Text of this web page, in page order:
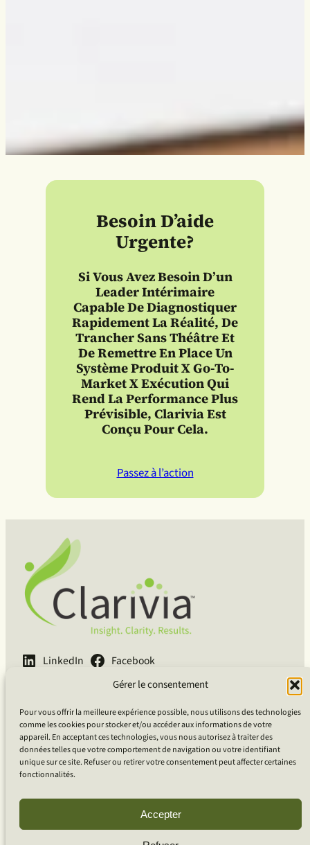
Gérer le consentement
Pour vous offrir la meilleure expérience possible, nous utilisons des technologies
comme les cookies pour stocker et/ou accéder aux informations de votre
appareil. En acceptant ces technologies, vous nous autorisez à traiter des
données telles que votre comportement de navigation ou votre identifiant
unique sur ce site. Refuser ou retirer votre consentement peut affecter certaines
fonctionnalités.
Accepter
Besoin D’aide
Urgente?
Si Vous Avez Besoin D’un
Leader Intérimaire
Capable De Diagnostiquer
Rapidement La Réalité, De
Trancher Sans Théâtre Et
De Remettre En Place Un
Système Produit X Go-To-
Market X Exécution Qui
Rend La Performance Plus
Prévisible, Clarivia Est
Conçu Pour Cela.
Passez à l’action
LinkedIn Facebook
Français Deutsch
Clarivia Inc.
Guidé par le courage, porté par la curiosité, ancré dans la
compassion.